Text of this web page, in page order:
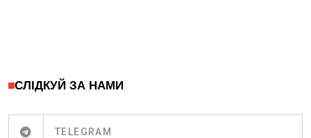
СЛІДКУЙ ЗА НАМИ
TELEGRAM